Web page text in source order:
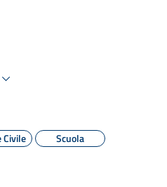
Civile
Scuola